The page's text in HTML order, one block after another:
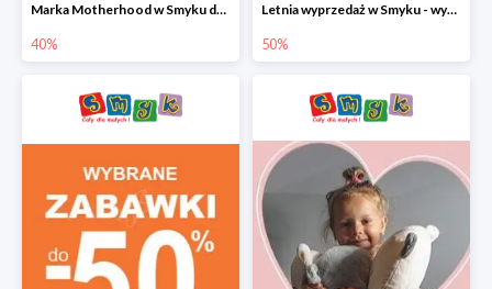
Marka Motherhood w Smyku do -40%
40%
Letnia wyprzedaż w Smyku - wybrane ubrania i buty do -50%
50%